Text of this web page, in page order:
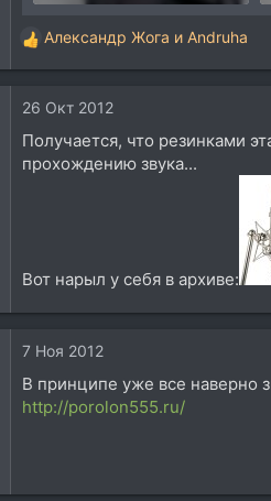
Р
е
к
и
и
Александр Жога и Andruha
26 Окт 2012
Получается, что резинками
прохождению звука...
Вот нарыл у себя в архиве:
7 Ноя 2012
В принципе уже все наверно
http://porolon555.ru/